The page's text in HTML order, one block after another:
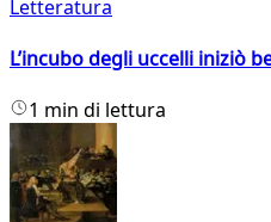
Letteratura
L’incubo degli uccelli iniziò
1 min di lettura